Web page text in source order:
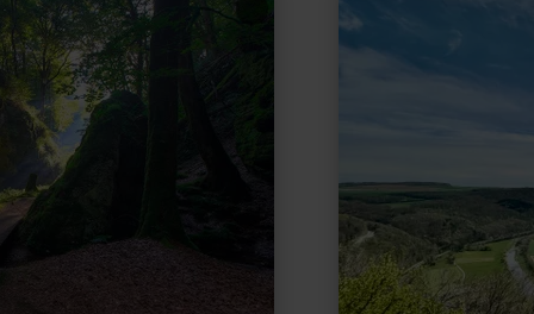
erfahren
zu:
Naturpark